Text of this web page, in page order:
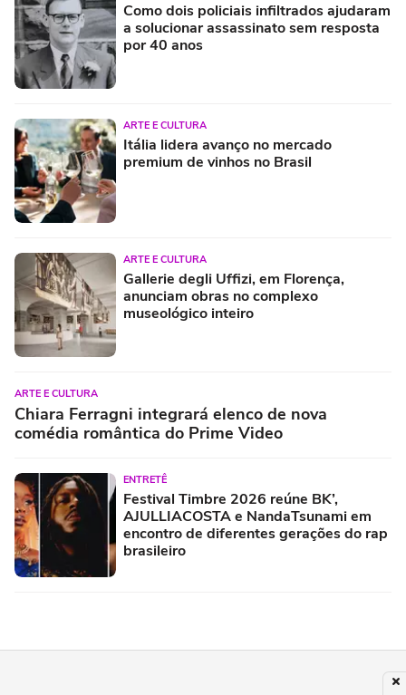
Como dois policiais infiltrados ajudaram
a solucionar assassinato sem resposta
por 40 anos
ARTE E CULTURA
Itália lidera avanço no mercado
premium de vinhos no Brasil
ARTE E CULTURA
Gallerie degli Uffizi, em Florença,
anunciam obras no complexo
museológico inteiro
ARTE E CULTURA
Chiara Ferragni integrará elenco de nova
comédia romântica do Prime Video
ENTRETÊ
Festival Timbre 2026 reúne BK’,
AJULLIACOSTA e NandaTsunami em
encontro de diferentes gerações do rap
brasileiro